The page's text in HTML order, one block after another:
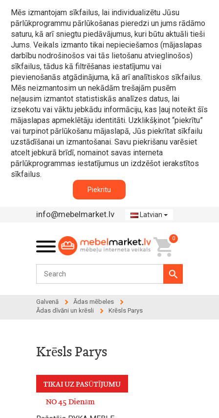
Mēs izmantojam sīkfailus, lai individualizētu Jūsu
pārlūkprogrammu pārlūkošanas pieredzi un jums rādāmo
saturu, kā arī sniegtu piedāvājumus, kuri būtu aktuāli tieši
Jums. Veikals izmanto tikai nepieciešamos (mājaslapas
darbību nodrošinošos vai tās lietošanu atvieglinošos)
sīkfailus, tādus kā filtrēšanas iestatījumu vai
pievienošanās atgādinājuma, kā arī analītiskos sīkfailus.
Mēs neizmantosim un nekādām trešajām pusēm
neļausim izmantot statistiskās analīzes datus, lai
izsekotu vai vāktu jebkādu informāciju, kas ļauj noteikt šīs
mājaslapas apmeklētāju identitāti. Uzklikšķinot “piekrītu”
vai turpinot pārlūkošanu mājaslapā, Jūs piekrītat sīkfailu
uzstādīšanai un izmantošanai. Savu piekrišanu varēsiet
atcelt jebkurā brīdī, nomainot savas interneta
pārlūkprogrammas iestatījumus un izdzēšot ierakstītos
sīkfailus.
Piekritu
info@mebelmarket.lv Latvian
0
Galvenā
Ādas mēbeles
Ādas dīvāni un krēsli
Krēsls Parys
Krēsls Parys
TIKAI UZ PASŪTĪJUMU
NO 45 Dienām